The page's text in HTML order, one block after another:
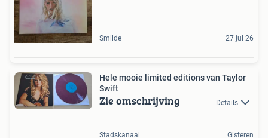
Smilde 27 jul 26
Hele mooie limited editions van Taylor
Swift
Zie omschrijving Details
Stadskanaal Gisteren